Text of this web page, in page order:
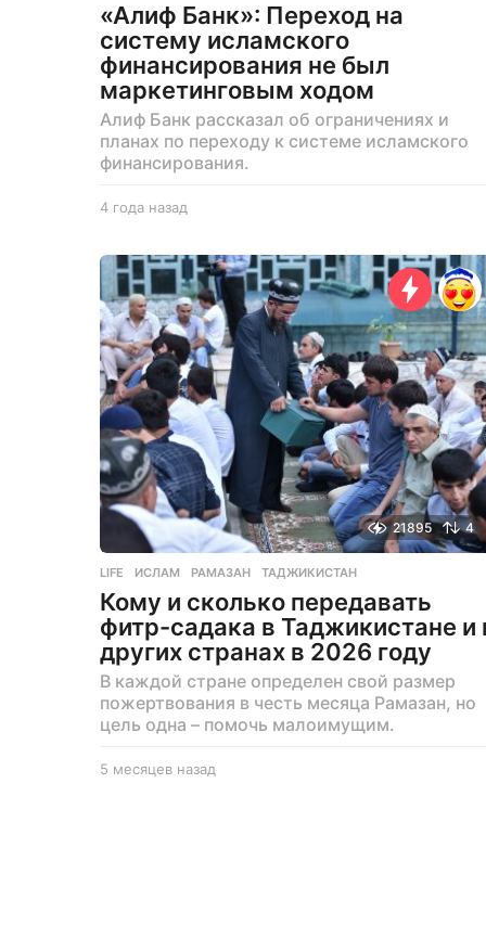
«Алиф Банк»: Переход на
систему исламского
финансирования не был
маркетинговым ходом
Алиф Банк рассказал об ограничениях и
планах по переходу к системе исламского
финансирования.
4 года назад
д
а
н
а
з
а
д
21895 4
LIFE ИСЛАМ ,РАМАЗАН ,ТАДЖИКИСТАН
Кому и сколько передавать
фитр-садака в Таджикистане и
других странах в 2026 году
В каждой стране определен свой размер
пожертвования в честь месяца Рамазан, но
цель одна – помочь малоимущим.
5 месяцев назад